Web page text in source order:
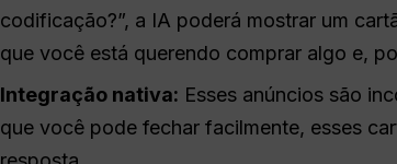
codificação?”, a IA poderá mostrar um
que você está querendo comprar algo e,
Integração nativa: Esses anúncios são
que você pode fechar facilmente, esses